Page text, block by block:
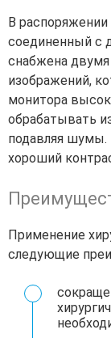
В распоряжении
соединенный с
снабжена
изображений,
монитора
обрабатывать
подавляя шумы.
хороший
Применение
следующие